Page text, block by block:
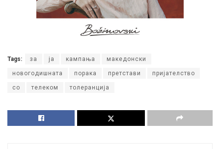
Tags: за ја кампања македонски
новогодишната порака претстави пријателство
со телеком толеранција